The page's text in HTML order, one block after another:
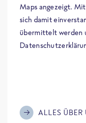
Maps angezeigt.
sich damit
übermittelt werden
ALLES ÜBER